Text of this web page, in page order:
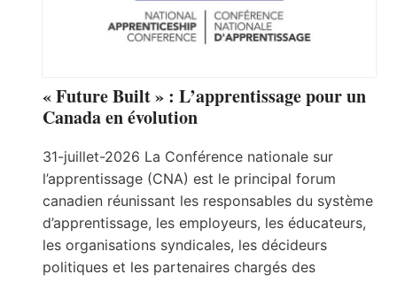
« Future Built » : L’apprentissage pour un
Canada en évolution
31-juillet-2026 La Conférence nationale sur
l’apprentissage (CNA) est le principal forum
canadien réunissant les responsables du système
d’apprentissage, les employeurs, les éducateurs,
les organisations syndicales, les décideurs
politiques et les partenaires chargés des